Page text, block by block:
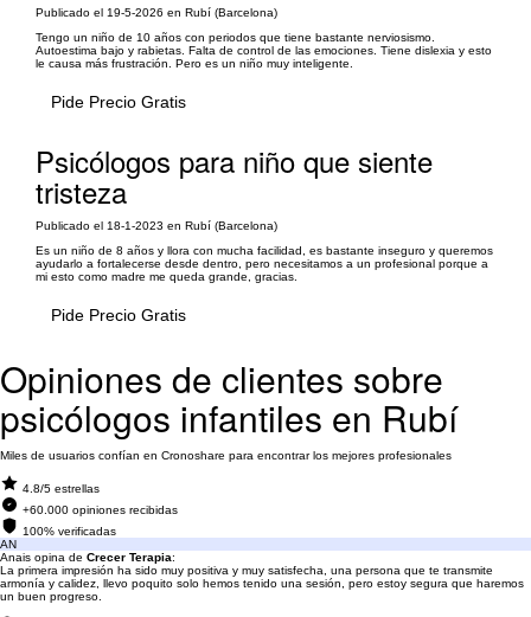
Publicado el 19-5-2026 en Rubí (Barcelona)
Tengo un niño de 10 años con periodos que tiene bastante nerviosismo.
Autoestima bajo y rabietas. Falta de control de las emociones. Tiene dislexia y esto
le causa más frustración. Pero es un niño muy inteligente.
Pide Precio Gratis
Psicólogos para niño que siente
tristeza
Publicado el 18-1-2023 en Rubí (Barcelona)
Es un niño de 8 años y llora con mucha facilidad, es bastante inseguro y queremos
ayudarlo a fortalecerse desde dentro, pero necesitamos a un profesional porque a
mi esto como madre me queda grande, gracias.
Pide Precio Gratis
Opiniones de clientes sobre
psicólogos infantiles en Rubí
Miles de usuarios confían en Cronoshare para encontrar los mejores profesionales
4.8/5 estrellas
+60.000 opiniones recibidas
100% verificadas
AN
Anais opina de Crecer Terapia:
La primera impresión ha sido muy positiva y muy satisfecha, una persona que te transmite
armonía y calidez, llevo poquito solo hemos tenido una sesión, pero estoy segura que haremos
un buen progreso.